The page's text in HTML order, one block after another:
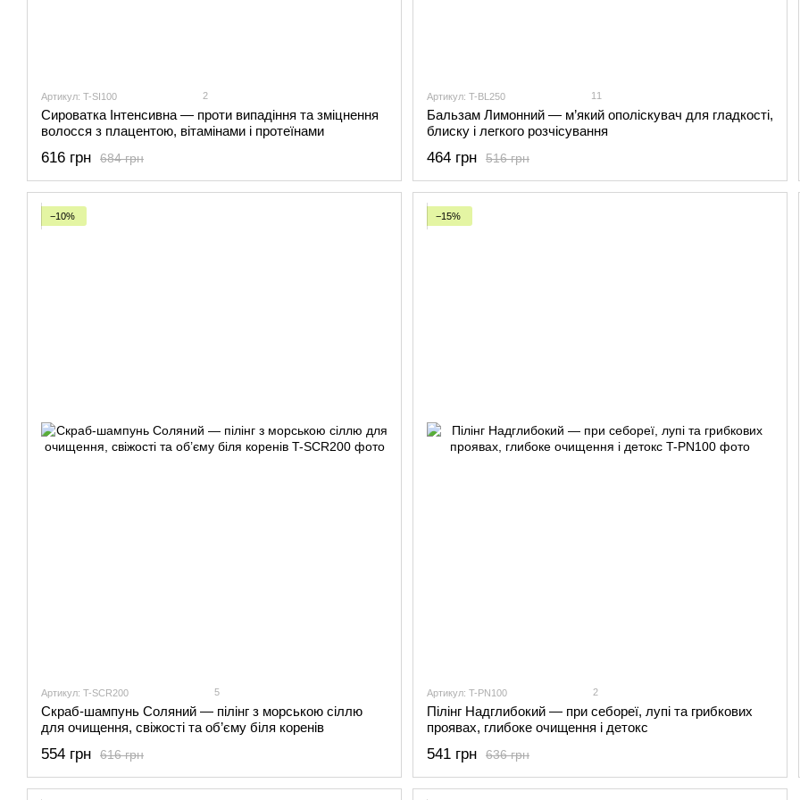
Артикул: T-SI100 2
Сироватка Інтенсивна — проти випадіння та зміцнення
волосся з плацентою, вітамінами і протеїнами
684 грн
616 грн
Артикул: T-BL250 11
Бальзам Лимонний — м’який ополіскувач для гладкості,
блиску і легкого розчісування
516 грн
464 грн
−10%
Артикул: T-SCR200 5
Скраб-шампунь Соляний — пілінг з морською сіллю
для очищення, свіжості та об’єму біля коренів
616 грн
554 грн
−15%
Артикул: T-PN100 2
Пілінг Надглибокий — при себореї, лупі та грибкових
проявах, глибоке очищення і детокс
636 грн
541 грн